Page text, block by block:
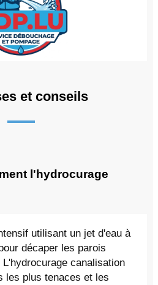
et conseils
l'hydrocurage
utilisant un jet d'eau à
décaper les parois
canalisation
les plus tenaces et les